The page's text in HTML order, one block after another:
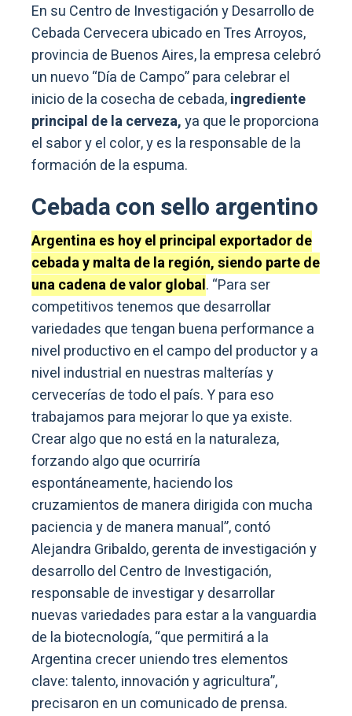
En su Centro de Investigación y Desarrollo de
Cebada Cervecera ubicado en Tres Arroyos,
provincia de Buenos Aires, la empresa celebró
un nuevo “Día de Campo” para celebrar el
inicio de la cosecha de cebada,ingrediente
principal de la cerveza,ya que le proporciona
el sabor y el color, y es la responsable de la
formación de la espuma.
Cebada con sello argentino
Argentina es hoy el principal exportador de
cebada y malta de la región, siendo parte de
una cadena de valor global. “Para ser
competitivos tenemos que desarrollar
variedades que tengan buena performance a
nivel productivo en el campo del productor y a
nivel industrial en nuestras malterías y
cervecerías de todo el país. Y para eso
trabajamos para mejorar lo que ya existe.
Crear algo que no está en la naturaleza,
forzando algo que ocurriría
espontáneamente, haciendo los
cruzamientos de manera dirigida con mucha
paciencia y de manera manual”, contó
Alejandra Gribaldo, gerenta de investigación y
desarrollo del Centro de Investigación,
responsable de investigar y desarrollar
nuevas variedades para estar a la vanguardia
de la biotecnología, “que permitirá a la
Argentina crecer uniendo tres elementos
clave: talento, innovación y agricultura”,
precisaron en un comunicado de prensa.